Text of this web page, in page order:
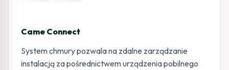
Came Connect
System chmury pozwala na zdalne zarządzanie
instalacją za pośrednictwem urządzenia pobilnego